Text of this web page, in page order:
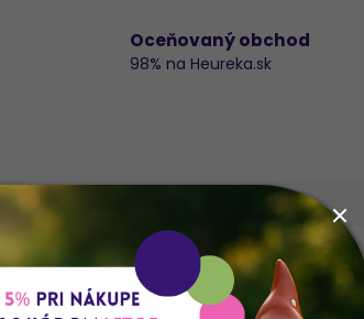
Oceňovaný obchod
98% na Heureka.sk